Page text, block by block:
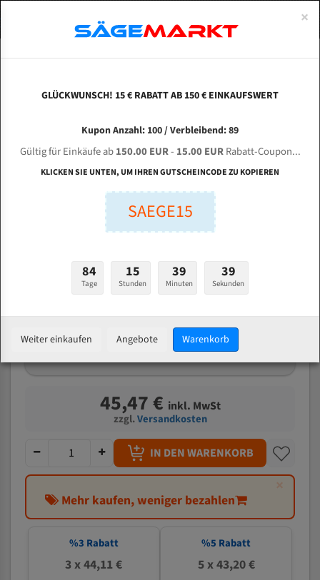
COSEN AH-360 C für 4115 mm Bi-Metall
Bandsägeblätter
Bandsägeblätter für Cosen
Länge (mm):
Welche Zahn soll ich wählen?
45,47 € inkl. MwSt
zzgl.Versandkosten
IN DEN WARENKORB
×
Mehr kaufen, weniger bezahlen
%3 Rabatt
3 x 44,11 €
%5 Rabatt
5 x 43,20 €
ABOUTS
ENGLISH
Bi-Metall Meterware
Fleischerei Bandsägeblätter
Bandmesser Glatt Meterware
Konvex Meterware
×
GLÜCKWUNSCH! 15 € RABATT AB 150 € EINKAUFSWERT
Kupon Anzahl: 100 / Verbleibend: 89
Gültig für Einkäufe ab150.00 EUR- 15.00 EURRabatt-Coupon...
KLICKEN SIE UNTEN, UM IHREN GUTSCHEINCODE ZU KOPIEREN
SAEGE15
84
Tage
15
Stunden
39
Minuten
38
Sekunden
Weiter einkaufen Angebote Warenkorb